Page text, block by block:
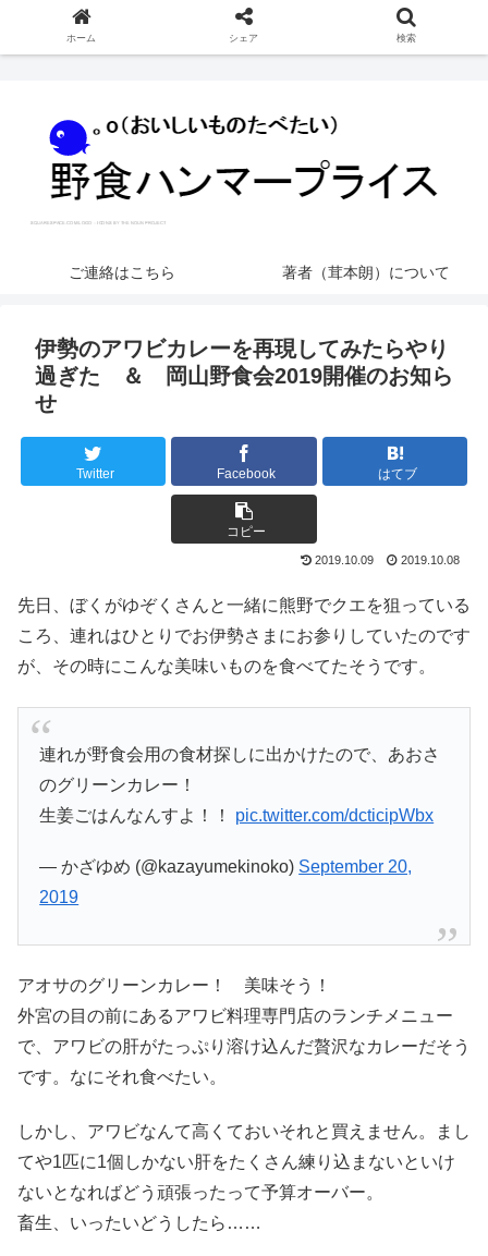
ご連絡はこちら 著者（茸本朗）について
伊勢のアワビカレーを再現してみたらやり
過ぎた ＆ 岡山野食会2019開催のお知ら
せ
Twitter Facebook はてブ
コピー
2019.10.09 2019.10.08
先日、ぼくがゆぞくさんと一緒に熊野でクエを狙っている
ころ、連れはひとりでお伊勢さまにお参りしていたのです
が、その時にこんな美味いものを食べてたそうです。
連れが野食会用の食材探しに出かけたので、あおさ
のグリーンカレー！
生姜ごはんなんすよ！！ pic.twitter.com/dcticipWbx
— かざゆめ (@kazayumekinoko) September 20,
2019
アオサのグリーンカレー！ 美味そう！
外宮の目の前にあるアワビ料理専門店のランチメニュー
で、アワビの肝がたっぷり溶け込んだ贅沢なカレーだそう
です。なにそれ食べたい。
しかし、アワビなんて高くておいそれと買えません。まし
てや1匹に1個しかない肝をたくさん練り込まないといけ
ないとなればどう頑張ったって予算オーバー。
畜生、いったいどうしたら……
ホーム シェア 検索